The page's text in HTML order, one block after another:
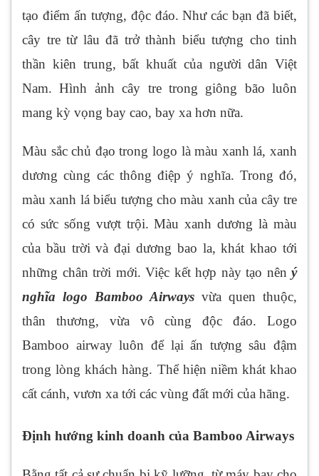
tạo điểm ấn tượng, độc đáo. Như các bạn đã biết,
cây tre từ lâu đã trở thành biểu tượng cho tinh
thần kiên trung, bất khuất của người dân Việt
Nam. Hình ảnh cây tre trong giông bão luôn
mang kỳ vọng bay cao, bay xa hơn nữa.
Màu sắc chủ đạo trong logo là màu xanh lá, xanh
dương cùng các thông điệp ý nghĩa. Trong đó,
màu xanh lá biểu tượng cho màu xanh của cây tre
có sức sống vượt trội. Màu xanh dương là màu
của bầu trời và đại dương bao la, khát khao tới
những chân trời mới. Việc kết hợp này tạo nên ý
nghĩa logo Bamboo Airways vừa quen thuộc,
thân thương, vừa vô cùng độc đáo. Logo
Bamboo airway luôn để lại ấn tượng sâu đậm
trong lòng khách hàng. Thể hiện niềm khát khao
cất cánh, vươn xa tới các vùng đất mới của hãng.
Định hướng kinh doanh của Bamboo Airways